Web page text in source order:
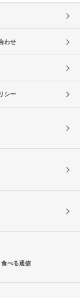
わせ
シー
食べる通信